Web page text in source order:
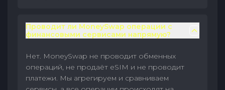
Проводит ли MoneySwap операции с
финансовыми сервисами напрямую?
Нет. MoneySwap не проводит обменных
операций, не продаёт eSIM и не проводит
платежи. Мы агрегируем и сравниваем